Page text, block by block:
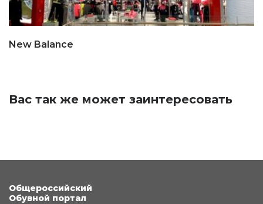
New Balance
Вас так же может заинтересовать
Общероссийский
Обувной портал